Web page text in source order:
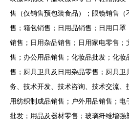
售（仅销售预包装食品）；眼镜销售
售；箱包销售；日用品销售；日用口
销售；日用杂品销售；日用家电零售；
售；办公用品销售；化妆品批发；化
售；厨具卫具及日用杂品零售；厨具卫
务、技术开发、技术咨询、技术交流、
用纺织制成品销售；户外用品销售；
批发；用品及器材零售；玻璃纤维增强